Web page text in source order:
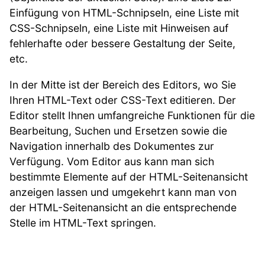
Einfügung von HTML-Schnipseln, eine Liste mit
CSS-Schnipseln, eine Liste mit Hinweisen auf
fehlerhafte oder bessere Gestaltung der Seite,
etc.
In der Mitte ist der Bereich des Editors, wo Sie
Ihren HTML-Text oder CSS-Text editieren. Der
Editor stellt Ihnen umfangreiche Funktionen für die
Bearbeitung, Suchen und Ersetzen sowie die
Navigation innerhalb des Dokumentes zur
Verfügung. Vom Editor aus kann man sich
bestimmte Elemente auf der HTML-Seitenansicht
anzeigen lassen und umgekehrt kann man von
der HTML-Seitenansicht an die entsprechende
Stelle im HTML-Text springen.